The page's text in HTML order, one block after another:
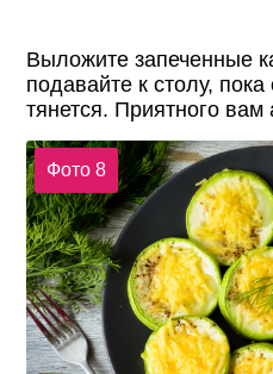
Выложите запеченные
подавайте к столу,
тянется. Приятного вам
Фото 8